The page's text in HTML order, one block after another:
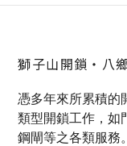
獅子山開鎖‧八
憑多年來所累積的
類型開鎖工作，如
鋼閘等之各類服務。